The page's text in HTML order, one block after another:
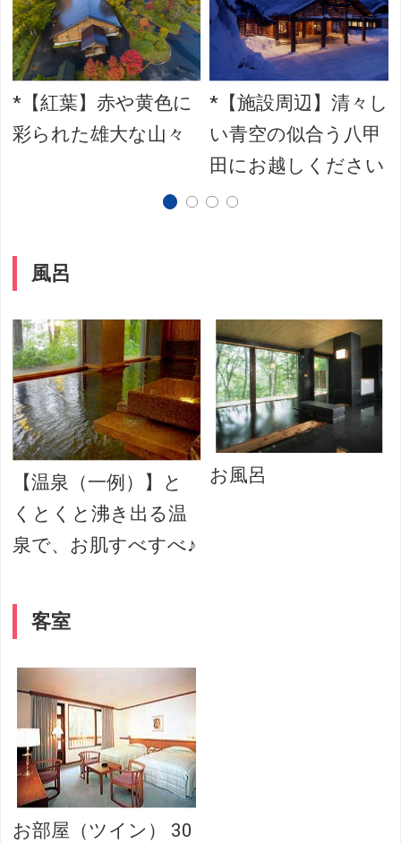
*【紅葉】赤や黄色に
彩られた雄大な山々
*【施設周辺】清々し
い青空の似合う八甲
田にお越しください
風呂
【温泉（一例）】と
くとくと沸き出る温
泉で、お肌すべすべ♪
お風呂
客室
お部屋（ツイン） 30